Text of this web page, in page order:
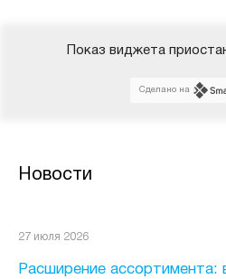
Новости
27 июля 2026
Расширение ассортимента:
Показ виджета
Сделано на